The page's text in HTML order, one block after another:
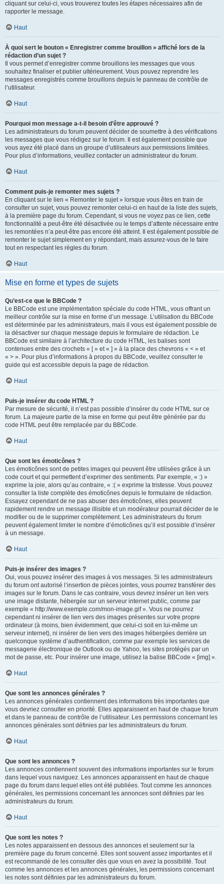
cliquant sur celui-ci, vous trouverez toutes les étapes nécessaires afin de
rapporter le message.
Haut
À quoi sert le bouton « Enregistrer comme brouillon » affiché lors de la
rédaction d’un sujet ?
Il vous permet d’enregistrer comme brouillons les messages que vous
souhaitez finaliser et publier ultérieurement. Vous pouvez reprendre les
messages enregistrés comme brouillons depuis le panneau de contrôle de
l’utilisateur.
Haut
Pourquoi mon message a-t-il besoin d’être approuvé ?
Les administrateurs du forum peuvent décider de soumettre à des vérifications
les messages que vous rédigez sur le forum. Il est également possible que
vous ayez été placé dans un groupe d’utilisateurs aux permissions limitées.
Pour plus d’informations, veuillez contacter un administrateur du forum.
Haut
Comment puis-je remonter mes sujets ?
En cliquant sur le lien « Remonter le sujet » lorsque vous êtes en train de
consulter un sujet, vous pouvez remonter celui-ci en haut de la liste des sujets,
à la première page du forum. Cependant, si vous ne voyez pas ce lien, cette
fonctionnalité a peut-être été désactivée ou le temps d’attente nécessaire entre
les remontées n’a peut-être pas encore été atteint. Il est également possible de
remonter le sujet simplement en y répondant, mais assurez-vous de le faire
tout en respectant les règles du forum.
Haut
Mise en forme et types de sujets
Qu’est-ce que le BBCode ?
Le BBCode est une implémentation spéciale du code HTML, vous offrant un
meilleur contrôle sur la mise en forme d’un message. L’utilisation du BBCode
est déterminée par les administrateurs, mais il vous est également possible de
la désactiver sur chaque message depuis le formulaire de rédaction. Le
BBCode est similaire à l’architecture du code HTML, les balises sont
contenues entre des crochets « [ » et « ] » à la place des chevrons « < » et
« > ». Pour plus d’informations à propos du BBCode, veuillez consulter le
guide qui est accessible depuis la page de rédaction.
Haut
Puis-je insérer du code HTML ?
Par mesure de sécurité, il n’est pas possible d’insérer du code HTML sur ce
forum. La majeure partie de la mise en forme qui peut être générée par du
code HTML peut être remplacée par du BBCode.
Haut
Que sont les émoticônes ?
Les émoticônes sont de petites images qui peuvent être utilisées grâce à un
code court et qui permettent d’exprimer des sentiments. Par exemple, « :) »
exprime la joie, alors qu’au contraire, « :( » exprime la tristesse. Vous pouvez
consulter la liste complète des émoticônes depuis le formulaire de rédaction.
Essayez cependant de ne pas abuser des émoticônes, elles peuvent
rapidement rendre un message illisible et un modérateur pourrait décider de le
modifier ou de le supprimer complètement. Les administrateurs du forum
peuvent également limiter le nombre d’émoticônes qu’il est possible d’insérer
à un message.
Haut
Puis-je insérer des images ?
Oui, vous pouvez insérer des images à vos messages. Si les administrateurs
du forum ont autorisé l’insertion de pièces jointes, vous pourrez transférer des
images sur le forum. Dans le cas contraire, vous devrez insérer un lien vers
une image distante, hébergée sur un serveur internet public, comme par
exemple « http://www.exemple.com/mon-image.gif ». Vous ne pourrez
cependant ni insérer de lien vers des images présentes sur votre propre
ordinateur (à moins, bien évidemment, que celui-ci soit en lui-même un
serveur internet), ni insérer de lien vers des images hébergées derrière un
quelconque système d’authentification, comme par exemple les services de
messagerie électronique de Outlook ou de Yahoo, les sites protégés par un
mot de passe, etc. Pour insérer une image, utilisez la balise BBCode « [img] ».
Haut
Que sont les annonces générales ?
Les annonces générales contiennent des informations très importantes que
vous devriez consulter en priorité. Elles apparaissent en haut de chaque forum
et dans le panneau de contrôle de l’utilisateur. Les permissions concernant les
annonces générales sont définies par les administrateurs du forum.
Haut
Que sont les annonces ?
Les annonces contiennent souvent des informations importantes sur le forum
dans lequel vous naviguez. Les annonces apparaissent en haut de chaque
page du forum dans lequel elles ont été publiées. Tout comme les annonces
générales, les permissions concernant les annonces sont définies par les
administrateurs du forum.
Haut
Que sont les notes ?
Les notes apparaissent en dessous des annonces et seulement sur la
première page du forum concerné. Elles sont souvent assez importantes et il
est recommandé de les consulter dès que vous en avez la possibilité. Tout
comme les annonces et les annonces générales, les permissions concernant
les notes sont définies par les administrateurs du forum.